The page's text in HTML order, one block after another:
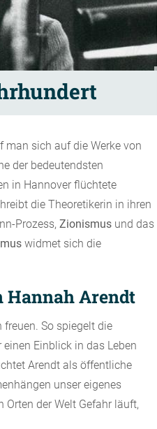
man sich auf die Werke von
der bedeutendsten
in Hannover flüchtete
die Theoretikerin in ihren
Prozess, Zionismus und das
widmet sich die
Hannah Arendt
So spiegelt die
Einblick in das Leben
Arendt als öffentliche
unser eigenes
Orten der Welt Gefahr läuft,